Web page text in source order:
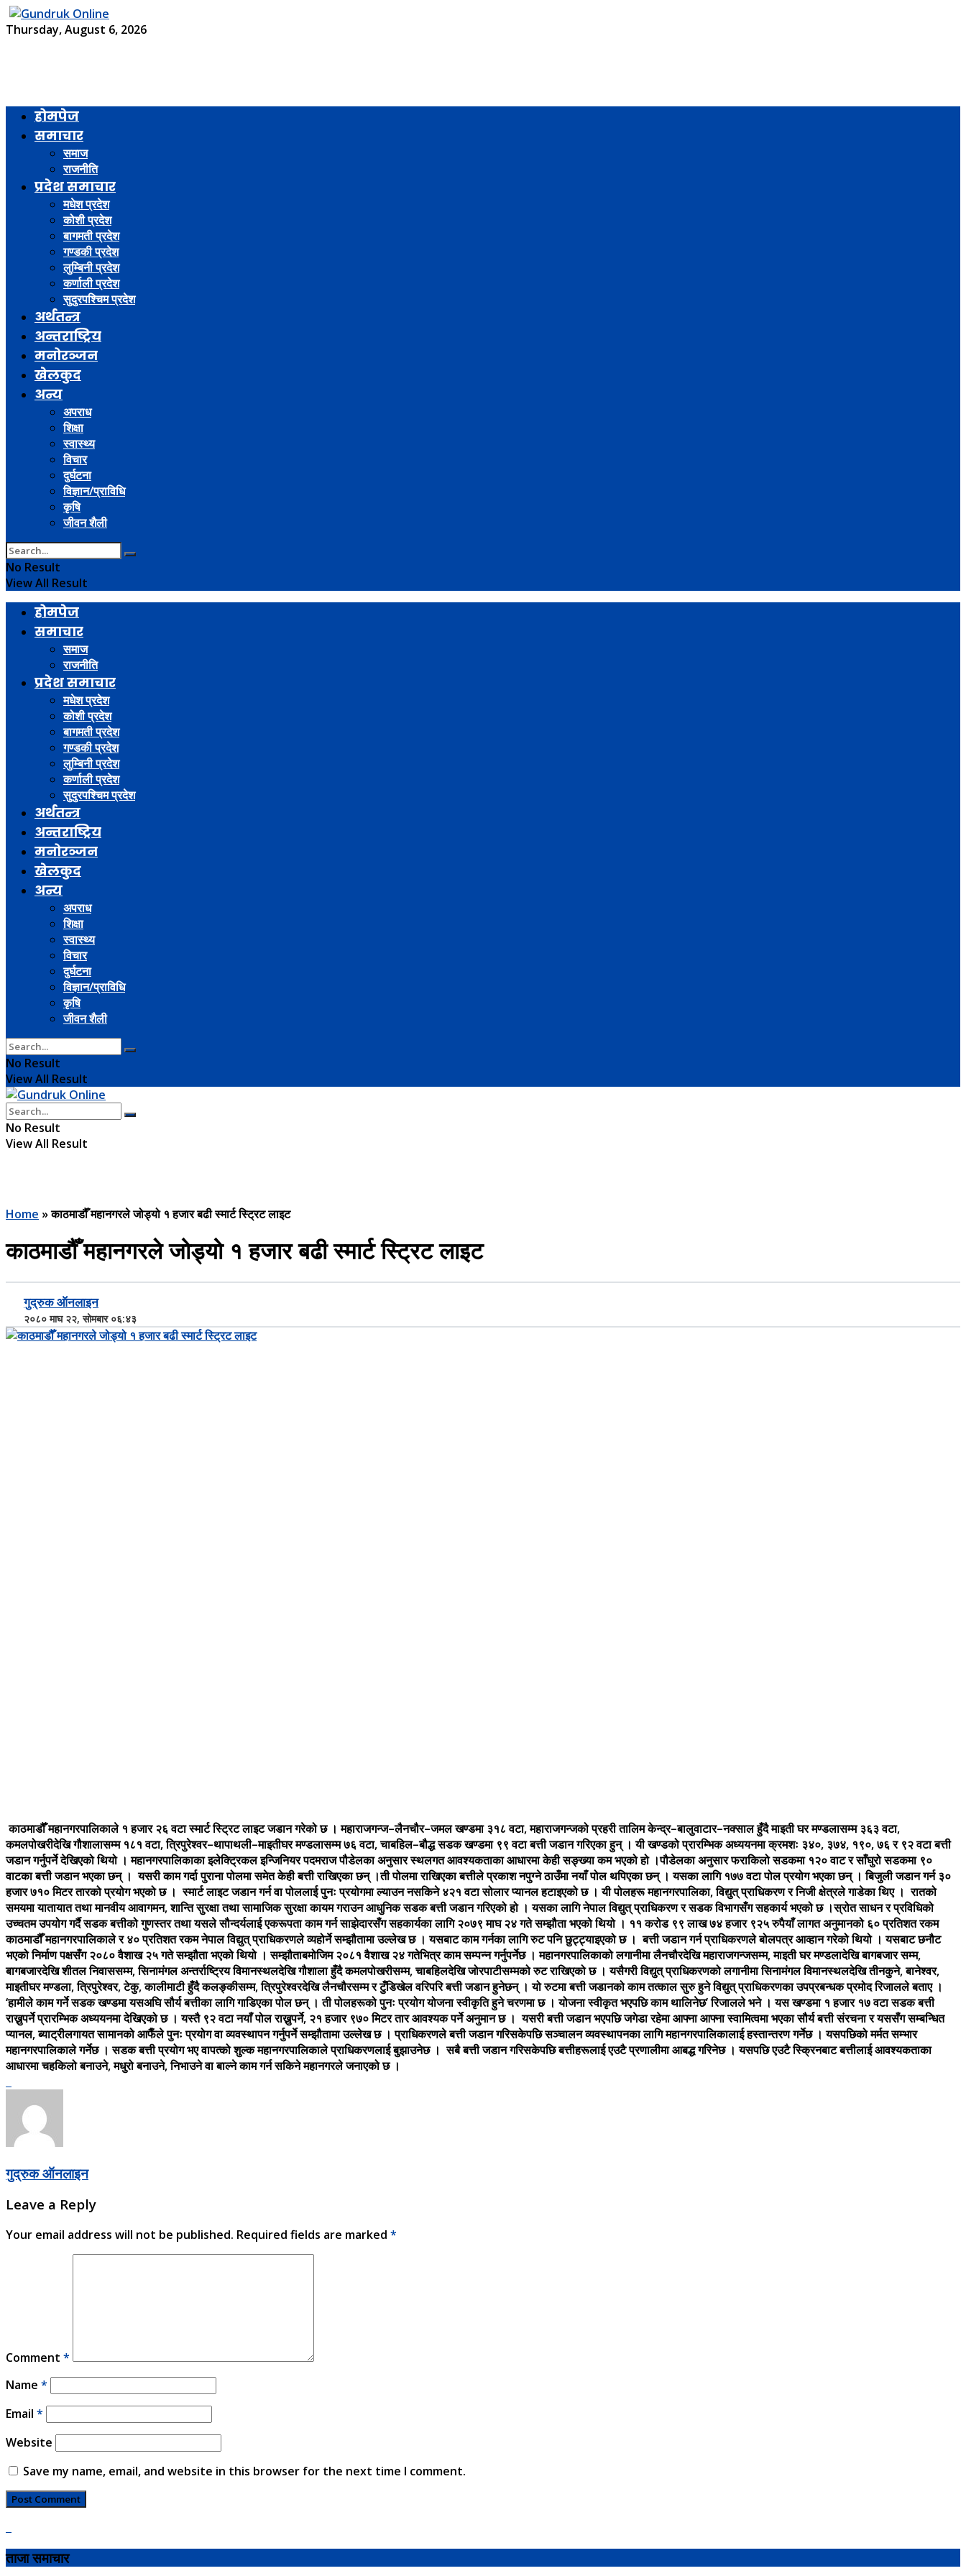
Thursday, August 6, 2026
होमपेज
समाचार
समाज
राजनीति
प्रदेश समाचार
मधेश प्रदेश
कोशी प्रदेश
बागमती प्रदेश
गण्डकी प्रदेश
लुम्बिनी प्रदेश
कर्णाली प्रदेश
सुदुरपश्चिम प्रदेश
अर्थतन्त्र
अन्तराष्ट्रिय
मनोरञ्जन
खेलकुद
अन्य
अपराध
शिक्षा
स्वास्थ्य
विचार
दुर्घटना
विज्ञान/प्राविधि
कृषि
जीवन शैली
No Result
View All Result
होमपेज
समाचार
समाज
राजनीति
प्रदेश समाचार
मधेश प्रदेश
कोशी प्रदेश
बागमती प्रदेश
गण्डकी प्रदेश
लुम्बिनी प्रदेश
कर्णाली प्रदेश
सुदुरपश्चिम प्रदेश
अर्थतन्त्र
अन्तराष्ट्रिय
मनोरञ्जन
खेलकुद
अन्य
अपराध
शिक्षा
स्वास्थ्य
विचार
दुर्घटना
विज्ञान/प्राविधि
कृषि
जीवन शैली
No Result
View All Result
No Result
View All Result
Home »काठमाडौँ महानगरले जोड्यो १ हजार बढी स्मार्ट स्ट्रिट लाइट
काठमाडौँ महानगरले जोड्यो १ हजार बढी स्मार्ट स्ट्रिट लाइट
गुद्रुक ऑनलाइन
२०८० माघ २२, सोमबार ०६:४३
काठमाडौँ महानगरपालिकाले १ हजार २६ वटा स्मार्ट स्ट्रिट लाइट जडान गरेको छ । महाराजगन्ज–लैनचौर–जमल खण्डमा ३१८ वटा, महाराजगन्जको प्रहरी तालिम केन्द्र–बालुवाटार–नक्साल हुँदै माइती घर मण्डलासम्म ३६३ वटा,
कमलपोखरीदेखि गौशालासम्म १८१ वटा, त्रिपुरेश्वर–थापाथली–माइतीघर मण्डलासम्म ७६ वटा, चाबहिल–बौद्ध सडक खण्डमा ९९ वटा बत्ती जडान गरिएका हुन् । यी खण्डको प्रारम्भिक अध्ययनमा क्रमशः ३४०, ३७४, १९०, ७६ र ९२ वटा बत्ती
जडान गर्नुपर्ने देखिएको थियो । महानगरपालिकाका इलेक्ट्रिकल इन्जिनियर पदमराज पौडेलका अनुसार स्थलगत आवश्यकताका आधारमा केही सङ्ख्या कम भएको हो ।पौडेलका अनुसार फराकिलो सडकमा १२० वाट र साँघुरो सडकमा ९०
वाटका बत्ती जडान भएका छन् । यसरी काम गर्दा पुराना पोलमा समेत केही बत्ती राखिएका छन् ।ती पोलमा राखिएका बत्तीले प्रकाश नपुग्ने ठाउँमा नयाँ पोल थपिएका छन् । यसका लागि १७७ वटा पोल प्रयोग भएका छन् । बिजुली जडान गर्न ३०
हजार ७१० मिटर तारको प्रयोग भएको छ । स्मार्ट लाइट जडान गर्न वा पोललाई पुनः प्रयोगमा ल्याउन नसकिने ४२१ वटा सोलार प्यानल हटाइएको छ । यी पोलहरू महानगरपालिका, विद्युत् प्राधिकरण र निजी क्षेत्रले गाडेका थिए । रातको
समयमा यातायात तथा मानवीय आवागमन, शान्ति सुरक्षा तथा सामाजिक सुरक्षा कायम गराउन आधुनिक सडक बत्ती जडान गरिएको हो । यसका लागि नेपाल विद्युत् प्राधिकरण र सडक विभागसँग सहकार्य भएको छ ।स्रोत साधन र प्रविधिको
उच्चतम उपयोग गर्दै सडक बत्तीको गुणस्तर तथा यसले सौन्दर्यलाई एकरूपता काम गर्न साझेदारसँग सहकार्यका लागि २०७९ माघ २४ गते सम्झौता भएको थियो । ११ करोड ९९ लाख ७४ हजार ९२५ रुपैयाँ लागत अनुमानको ६० प्रतिशत रकम
काठमाडौँ महानगरपालिकाले र ४० प्रतिशत रकम नेपाल विद्युत् प्राधिकरणले व्यहोर्ने सम्झौतामा उल्लेख छ । यसबाट काम गर्नका लागि रुट पनि छुट्ट्याइएको छ । बत्ती जडान गर्न प्राधिकरणले बोलपत्र आव्हान गरेको थियो । यसबाट छनौट
भएको निर्माण पक्षसँग २०८० वैशाख २५ गते सम्झौता भएको थियो । सम्झौताबमोजिम २०८१ वैशाख २४ गतेभित्र काम सम्पन्न गर्नुपर्नेछ । महानगरपालिकाको लगानीमा लैनचौरदेखि महाराजगन्जसम्म, माइती घर मण्डलादेखि बागबजार सम्म,
बागबजारदेखि शीतल निवाससम्म, सिनामंगल अन्तर्राष्ट्रिय विमानस्थलदेखि गौशाला हुँदै कमलपोखरीसम्म, चाबहिलदेखि जोरपाटीसम्मको रुट राखिएको छ । यसैगरी विद्युत् प्राधिकरणको लगानीमा सिनामंगल विमानस्थलदेखि तीनकुने, बानेश्वर,
माइतीघर मण्डला, त्रिपुरेश्वर, टेकु, कालीमाटी हुँदै कलङ्कीसम्म, त्रिपुरेश्वरदेखि लैनचौरसम्म र टुँडिखेल वरिपरि बत्ती जडान हुनेछन् । यो रुटमा बत्ती जडानको काम तत्काल सुरु हुने विद्युत् प्राधिकरणका उपप्रबन्धक प्रमोद रिजालले बताए ।
‘हामीले काम गर्ने सडक खण्डमा यसअघि सौर्य बत्तीका लागि गाडिएका पोल छन् । ती पोलहरूको पुनः प्रयोग योजना स्वीकृति हुने चरणमा छ । योजना स्वीकृत भएपछि काम थालिनेछ’ रिजालले भने । यस खण्डमा १ हजार १७ वटा सडक बत्ती
राख्नुपर्ने प्रारम्भिक अध्ययनमा देखिएको छ । यस्तै ९२ वटा नयाँ पोल राख्नुपर्ने, २१ हजार ९७० मिटर तार आवश्यक पर्ने अनुमान छ । यसरी बत्ती जडान भएपछि जगेडा रहेमा आफ्ना आफ्ना स्वामित्वमा भएका सौर्य बत्ती संरचना र यससँग सम्बन्धित
प्यानल, ब्याट्रीलगायत सामानको आफैँले पुनः प्रयोग वा व्यवस्थापन गर्नुपर्ने सम्झौतामा उल्लेख छ । प्राधिकरणले बत्ती जडान गरिसकेपछि सञ्चालन व्यवस्थापनका लागि महानगरपालिकालाई हस्तान्तरण गर्नेछ । यसपछिको मर्मत सम्भार
महानगरपालिकाले गर्नेछ । सडक बत्ती प्रयोग भए वापत्को शुल्क महानगरपालिकाले प्राधिकरणलाई बुझाउनेछ । सबै बत्ती जडान गरिसकेपछि बत्तीहरूलाई एउटै प्रणालीमा आबद्ध गरिनेछ । यसपछि एउटै स्क्रिनबाट बत्तीलाई आवश्यकताका
आधारमा चहकिलो बनाउने, मधुरो बनाउने, निभाउने वा बाल्ने काम गर्न सकिने महानगरले जनाएको छ ।
गुद्रुक ऑनलाइन
Leave a Reply
Your email address will not be published. Required fields are marked *
Comment *
Name *
Email *
Website
Save my name, email, and website in this browser for the next time I comment.
ताजा समाचार